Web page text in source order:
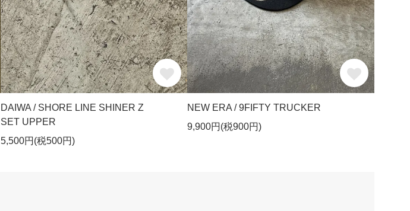
DAIWA / SHORE LINE SHINER Z
SET UPPER
5,500円(税500円)
NEW ERA / 9FIFTY TRUCKER
9,900円(税900円)